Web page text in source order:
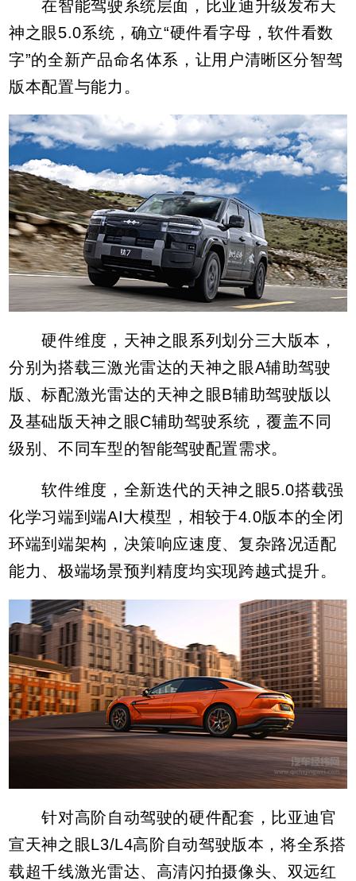
在智能驾驶系统层面，比亚迪升级发布天
神之眼5.0系统，确立“硬件看字母，软件看数
字”的全新产品命名体系，让用户清晰区分智驾
版本配置与能力。
硬件维度，天神之眼系列划分三大版本，
分别为搭载三激光雷达的天神之眼A辅助驾驶
版、标配激光雷达的天神之眼B辅助驾驶版以
及基础版天神之眼C辅助驾驶系统，覆盖不同
级别、不同车型的智能驾驶配置需求。
软件维度，全新迭代的天神之眼5.0搭载强
化学习端到端AI大模型，相较于4.0版本的全闭
环端到端架构，决策响应速度、复杂路况适配
能力、极端场景预判精度均实现跨越式提升。
针对高阶自动驾驶的硬件配套，比亚迪官
宣天神之眼L3/L4高阶自动驾驶版本，将全系搭
载超千线激光雷达、高清闪拍摄像头、双远红